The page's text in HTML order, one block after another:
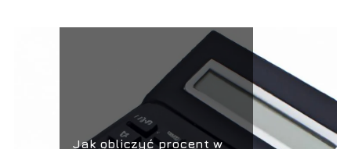
Jak obliczyć procent w